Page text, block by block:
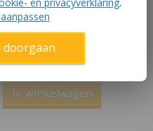
Berg Step Nexo Rood
79 ,-
In winkelwagen
doorgaan